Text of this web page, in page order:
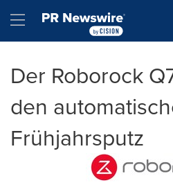
Hamburger menu
Der Roborock
den
Frühjahrsputz